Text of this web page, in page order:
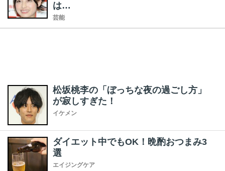
は…
芸能
松坂桃李の「ぼっちな夜の過ごし方」
が寂しすぎた！
イケメン
ダイエット中でもOK！晩酌おつまみ3
選
エイジングケア